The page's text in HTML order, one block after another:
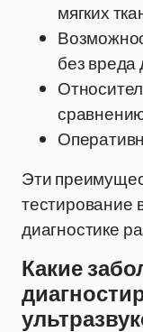
мягких
без вреда
Эти
тестирование
диагностике
Какие